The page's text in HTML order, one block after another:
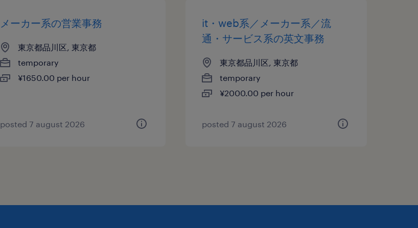
メーカー系の営業事務
東京都品川区, 東京都
temporary
¥1650.00 per hour
posted 7 august 2026
it・web系／メーカー系／流
通・サービス系の英文事務
東京都品川区, 東京都
temporary
¥2000.00 per hour
posted 7 august 2026